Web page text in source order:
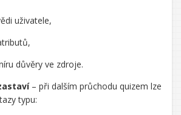
uživatele,
důvěry ve zdroje.
– při dalším průchodu quizem lze
typu: